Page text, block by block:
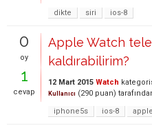
dikte
siri ios-8
0
oy
1
cevap
Apple Watch
kaldırabilirim?
12 Mart 2015 Watch
Kullanıcı (290 puan)
iphone5s
ios-8